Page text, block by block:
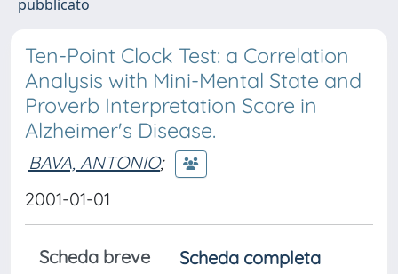
pubblicato
Ten-Point Clock Test: a Correlation
Analysis with Mini-Mental State and
Proverb Interpretation Score in
Alzheimer's Disease.
BAVA, ANTONIO;
2001-01-01
Scheda breve Scheda completa